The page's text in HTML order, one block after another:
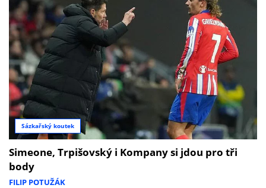
Sázkařský koutek
Simeone, Trpišovský i Kompany si jdou pro tři
body
FILIP POTUŽÁK